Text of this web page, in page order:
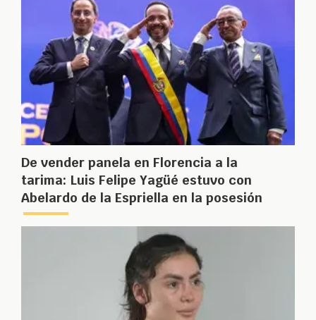
De vender panela en Florencia a la
tarima: Luis Felipe Yagüé estuvo con
Abelardo de la Espriella en la posesión